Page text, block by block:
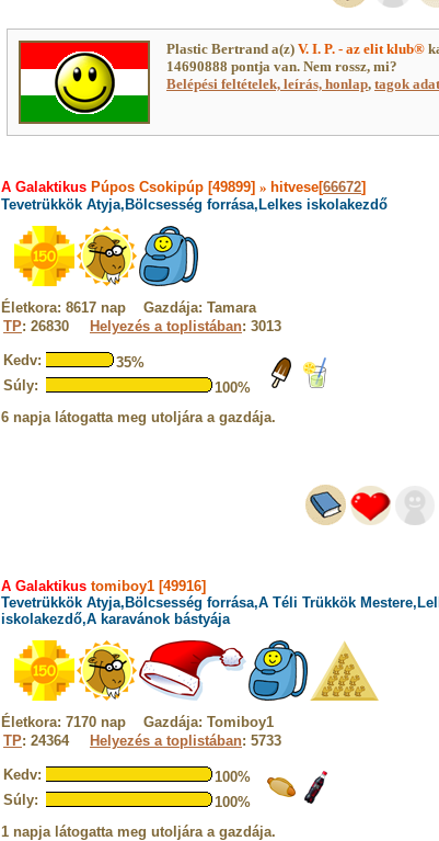
Plastic Bertrand a(z) V. I. P. - az elit klub®
14690888 pontja van. Nem rossz, mi?
Belépési feltételek, leírás, honlap, tagok
A Galaktikus Púpos Csokipúp [49899] » hitvese[66672]
Tevetrükkök Atyja,Bölcsesség forrása,Lelkes iskolakezdő
Életkora: 8617 nap Gazdája: Tamara
TP: 26830 Helyezés a toplistában: 3013
Kedv:
35%
Súly:
100%
6 napja látogatta meg utoljára a gazdája.
A Galaktikus tomiboy1 [49916]
Tevetrükkök Atyja,Bölcsesség forrása,A Téli Trükkök
iskolakezdő,A karavánok bástyája
Életkora: 7170 nap Gazdája: Tomiboy1
TP: 24364 Helyezés a toplistában: 5733
Kedv:
100%
Súly:
100%
1 napja látogatta meg utoljára a gazdája.